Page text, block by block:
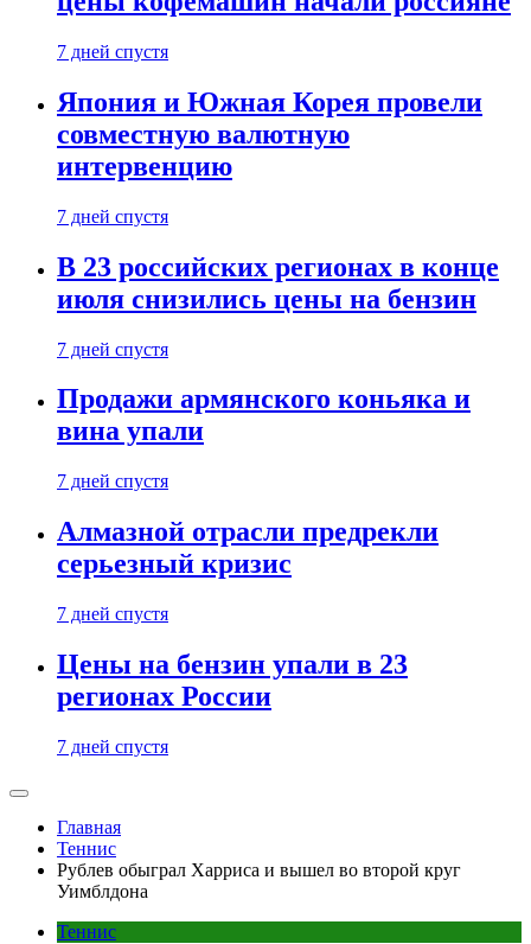
7 дней спустя
Япония и Южная Корея провели
совместную валютную
интервенцию
7 дней спустя
В 23 российских регионах в конце
июля снизились цены на бензин
7 дней спустя
Продажи армянского коньяка и
вина упали
7 дней спустя
Алмазной отрасли предрекли
серьезный кризис
7 дней спустя
Цены на бензин упали в 23
регионах России
7 дней спустя
Главная
Теннис
Рублев обыграл Харриса и вышел во второй круг
Уимблдона
Теннис